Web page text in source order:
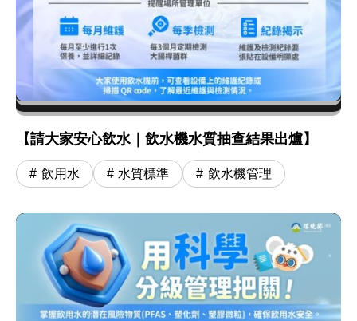
【請大家安心飲水｜飲水機水質抽查結果出爐】
飲用水 水質標準 飲水機管理